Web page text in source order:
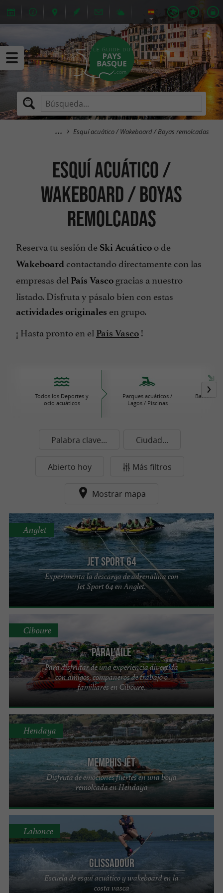
Esquí acuático / Wakeboard / Boyas remolcadas
Esquí acuático /
Wakeboard / Boyas
remolcadas
Reserva tu sesión de Ski Acuático o de
Wakeboard contactando directamente con las
empresas del País Vasco gracias a nuestro
listado. Disfruta y pásalo bien con estas
actividades originales en grupo.
¡ Hasta pronto en el País Vasco !
Todos los Deportes y
ocio acuáticos
Parques acuáticos /
Lagos / Piscinas
Barcos /
Palabra clave... Ciudad...
Abierto hoy Más filtros
Mostrar mapa
Jet Sport 64
Experimenta la descarga de adrenalina con
Jet Sport 64 en Anglet.
Anglet
PARAL'aile
Para disfrutar de una experiencia divertida
con amigos, compañeros de trabajo o
familiares en Ciboure.
Ciboure
Memphis Jet
Disfruta de emociones fuertes en una boya
remolcada en Hendaya
Hendaya
Glissadour
Escuela de esquí acuático y wakeboard en la
costa vasca
Lahonce